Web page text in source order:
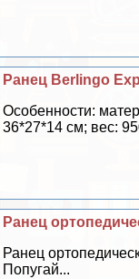
Ранец Berlingo
Особенности:
36*27*14 см; вес:
Ранец
Ранец
Попугай...